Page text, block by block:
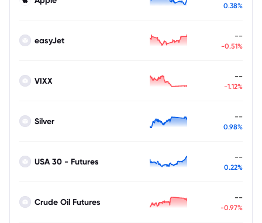
0.38%
easyJet --
-0.51%
VIXX --
-1.12%
Silver --
0.98%
USA 30 - Futures --
0.22%
Crude Oil Futures --
-0.97%